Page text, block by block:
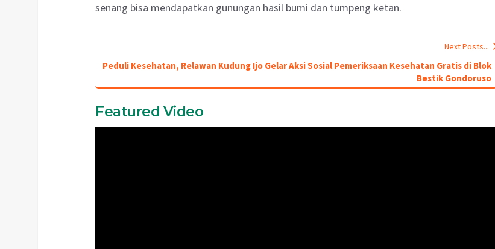
senang bisa mendapatkan gunungan hasil bumi dan tumpeng ketan.
Next Posts...
Peduli Kesehatan, Relawan Kudung Ijo Gelar Aksi Sosial Pemeriksaan Kesehatan Gratis di Blok
Bestik Gondoruso
Featured Video